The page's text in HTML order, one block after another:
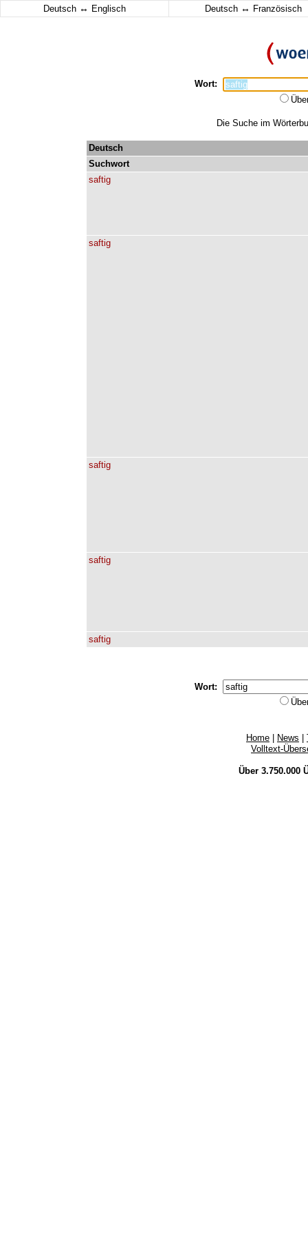
Deutsch ↔ Englisch Deutsch ↔ Französisch
Wort:
Die Suche im
Deutsch
Suchwort
saftig
saftig
saftig
saftig
saftig
Wort:
Home News
Volltext-
Über 3.750.000